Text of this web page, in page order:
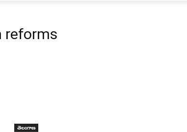
reforms
తెలంగాణ